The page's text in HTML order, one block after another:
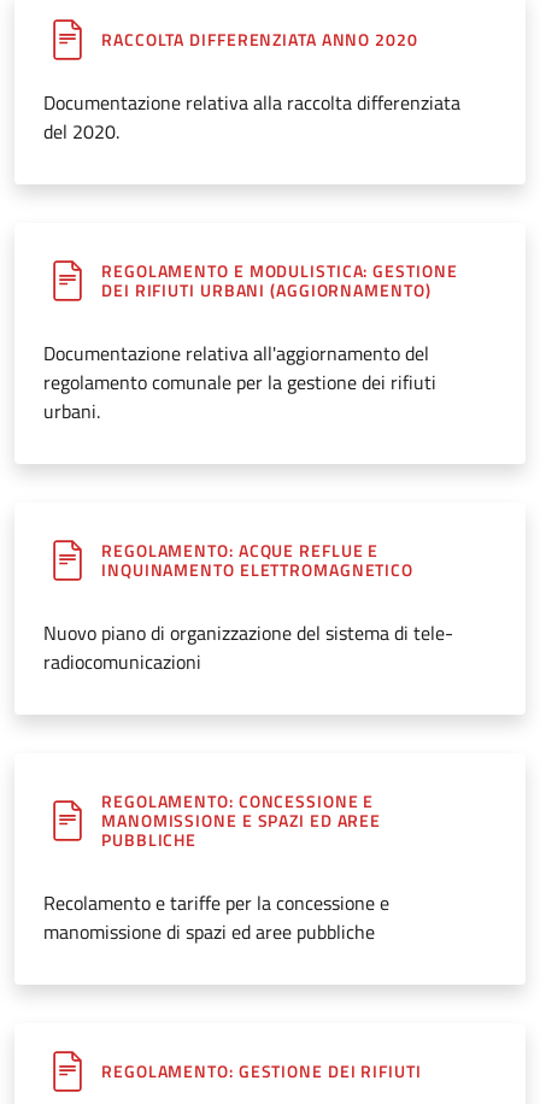
RACCOLTA DIFFERENZIATA ANNO 2020
Documentazione relativa alla raccolta differenziata
del 2020.
REGOLAMENTO E MODULISTICA: GESTIONE
DEI RIFIUTI URBANI (AGGIORNAMENTO)
Documentazione relativa all'aggiornamento del
regolamento comunale per la gestione dei rifiuti
urbani.
REGOLAMENTO: ACQUE REFLUE E
INQUINAMENTO ELETTROMAGNETICO
Nuovo piano di organizzazione del sistema di tele-
radiocomunicazioni
REGOLAMENTO: CONCESSIONE E
MANOMISSIONE E SPAZI ED AREE
PUBBLICHE
Recolamento e tariffe per la concessione e
manomissione di spazi ed aree pubbliche
REGOLAMENTO: GESTIONE DEI RIFIUTI